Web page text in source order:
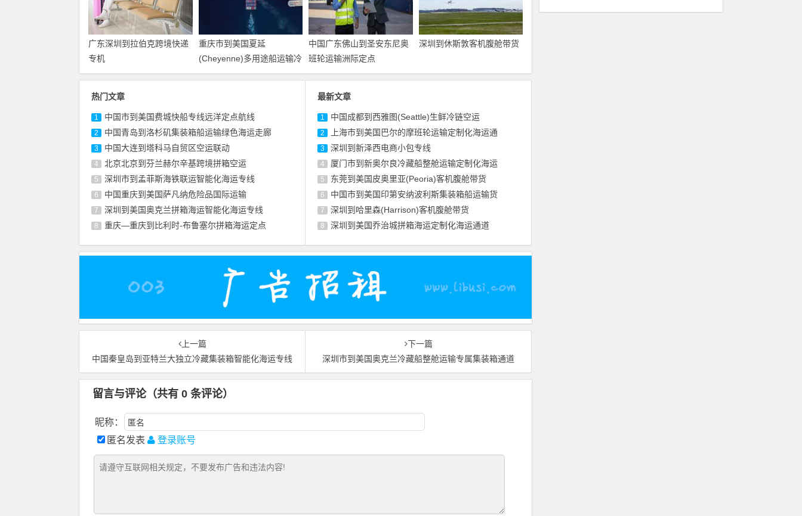
广东深圳到拉伯克跨境快递
专机
重庆市到美国夏延
(Cheyenne)多用途船运输冷
中国广东佛山到圣安东尼奥
班轮运输洲际定点
深圳到休斯敦客机腹舱带货
热门文章
1 中国市到美国费城快船专线远洋定点航线
2 中国青岛到洛杉矶集装箱船运输绿色海运走廊
3 中国大连到塔科马自贸区空运联动
4 北京北京到芬兰赫尔辛基跨境拼箱空运
5 深圳市到孟菲斯海铁联运智能化海运专线
6 中国重庆到美国萨凡纳危险品国际运输
7 深圳到美国奥克兰拼箱海运智能化海运专线
8 重庆—重庆到比利时-布鲁塞尔拼箱海运定点
最新文章
1 中国成都到西雅图(Seattle)生鲜冷链空运
2 上海市到美国巴尔的摩班轮运输定制化海运通
3 深圳到新泽西电商小包专线
4 厦门市到新奥尔良冷藏船整舱运输定制化海运
5 东莞到美国皮奥里亚(Peoria)客机腹舱带货
6 中国市到美国印第安纳波利斯集装箱船运输货
7 深圳到哈里森(Harrison)客机腹舱带货
8 深圳到美国乔治城拼箱海运定制化海运通道
上一篇
中国秦皇岛到亚特兰大独立冷藏集装箱智能化海运专线
下一篇
深圳市到美国奥克兰冷藏船整舱运输专属集装箱通道
留言与评论（共有 0 条评论）
昵称：
匿名发表
登录账号